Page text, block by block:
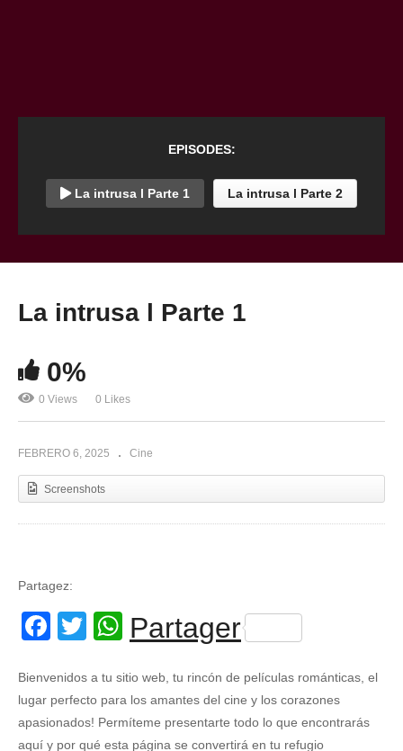
EPISODES:
La intrusa l Parte 1 La intrusa l Parte 2
La intrusa l Parte 1
0%
0 Views 0 Likes
FEBRERO 6, 2025 Cine
Screenshots
Partagez:
Facebook
TwitterWhatsApp
Partager
Bienvenidos a tu sitio web, tu rincón de películas románticas, el
lugar perfecto para los amantes del cine y los corazones
apasionados! Permíteme presentarte todo lo que encontrarás
aquí y por qué esta página se convertirá en tu refugio